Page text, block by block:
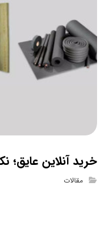
خرید آنلاین عایق؛
مقالات